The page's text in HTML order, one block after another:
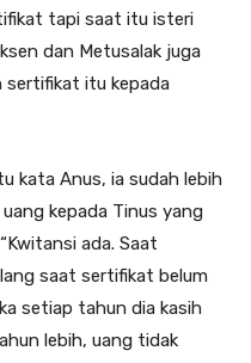
tapi saat itu isteri
dan Metusalak juga
sertifikat itu kepada
kata Anus, ia sudah lebih
kepada Tinus yang
ada. Saat
saat sertifikat belum
setiap tahun dia kasih
lebih, uang tidak